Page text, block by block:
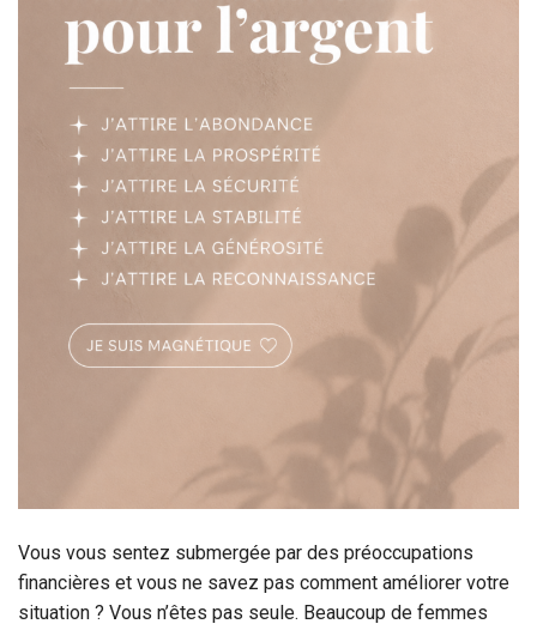
Vous vous sentez submergée par des préoccupations
financières et vous ne savez pas comment améliorer votre
situation ? Vous n’êtes pas seule. Beaucoup de femmes